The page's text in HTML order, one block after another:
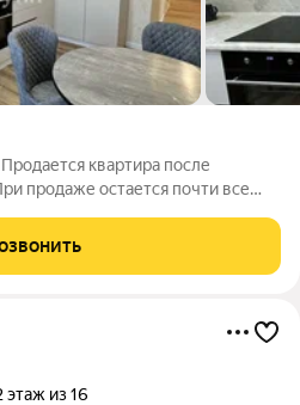
квартира после
продаже остается почти все
этаж из 16